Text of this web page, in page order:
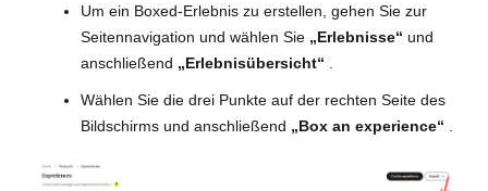
Um ein Boxed-Erlebnis zu erstellen, gehen Sie zur
Seitennavigation und wählen Sie „Erlebnisse“ und
anschließend „Erlebnisübersicht“
Wählen Sie die drei Punkte auf der rechten Seite des
Bildschirms und anschließend „Box an experience“